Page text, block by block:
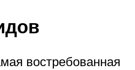
востребованная